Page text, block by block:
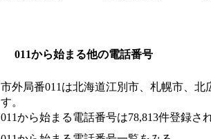
011から始まる他の電話番号
市外局番011 は北海道江別市、札幌市、北
す。
011から始まる電話番号は78,813件登録さ